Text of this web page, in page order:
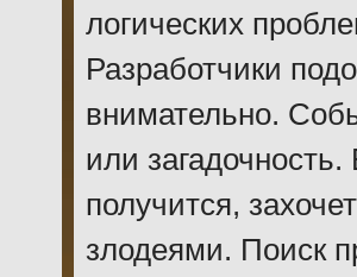
логических
Разработчики
внимательно.
или
получится,
злодеями. Поиск